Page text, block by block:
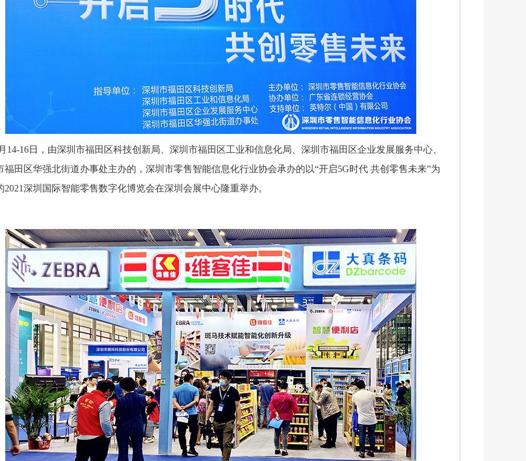
16日，由深圳市福田区科技创新局、深圳市福田区工业和信息化局、深圳市福田区企业发展服务中心、
福田区华强北街道办事处主办的，深圳市零售智能信息化行业协会承办的以“开启5G时代 共创零售未来”为
2021深圳国际智能零售数字化博览会在深圳会展中心隆重举办。